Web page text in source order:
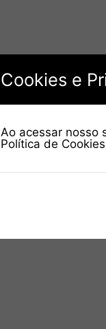
Cookies e
Ao acessar nosso
Política de